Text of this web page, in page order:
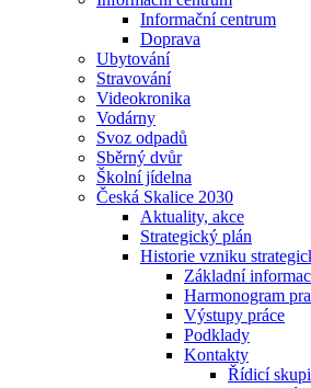
Informační centrum
Doprava
Ubytování
Stravování
Videokronika
Vodárny
Svoz odpadů
Sběrný dvůr
Školní jídelna
Česká Skalice 2030
Aktuality, akce
Strategický plán
Historie vzniku
Základní
Harmonogram
Výstupy práce
Podklady
Kontakty
Řídicí